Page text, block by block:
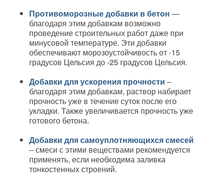
Противоморозные добавки в бетон —
благодаря этим добавкам возможно
проведение строительных работ даже при
минусовой температуре. Эти добавки
обеспечивают морозоустойчивость от -15
градусов Цельсия до -25 градусов Цельсия.
Добавки для ускорения прочности –
благодаря этим добавкам, раствор набирает
прочность уже в течение суток после его
укладки. Также увеличивается прочность уже
готового бетона.
Добавки для самоуплотняющихся смесей
– смеси с этими веществами рекомендуется
применять, если необходима заливка
тонкостенных строений.